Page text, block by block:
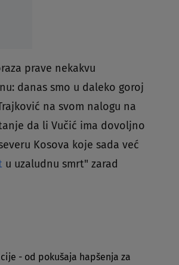
prave nekakvu
danas smo u daleko goroj
na svom nalogu na
da li Vučić ima dovoljno
Kosova koje sada već
u uzaludnu smrt" zarad
- od pokušaja hapšenja za